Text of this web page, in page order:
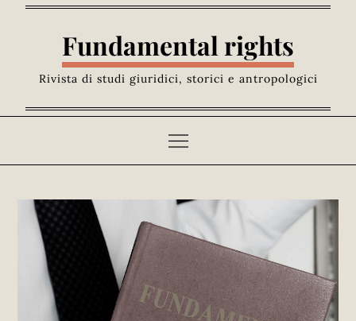
Fundamental rights
Rivista di studi giuridici, storici e antropologici